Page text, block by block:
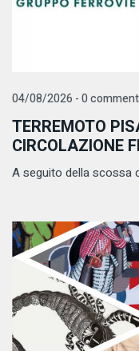
04/08/2026 - 0
TERREMOTO
CIRCOLAZIONE
A seguito della scossa